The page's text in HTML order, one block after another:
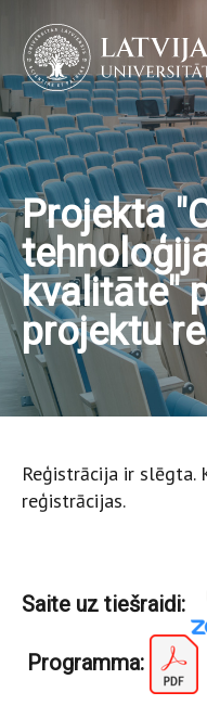
Projekta
kvalitāte"
projektu
Reģistrācija ir
reģistrācijas.
Saite uz tiešraidi:
Programma: